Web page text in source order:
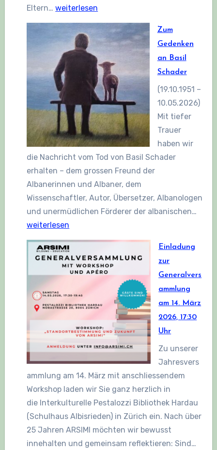
Eltern…Schenk
mir
Geschichte
weiterlesen
Zum
Gedenken
an Basil
Schader
(19.10.1951 –
10.05.2026)
Mit tiefer
Trauer
haben wir
die Nachricht vom Tod von Basil Schader
erhalten – dem grossen Freund der
Albanerinnen und Albaner, dem
Wissenschaftler, Autor, Übersetzer, Albanologen
und unermüdlichen Förderer der albanischen…
weiterlesen
Einladung
zur
Generalvers
ammlung
am 14. März
2026, 17:30
Uhr
Zu unserer
Jahresvers
ammlung am 14. März mit anschliessendem
Workshop laden wir Sie ganz herzlich in
die Interkulturelle Pestalozzi Bibliothek Hardau
(Schulhaus Albisrieden) in Zürich ein. Nach über
25 Jahren ARSIMI möchten wir bewusst
innehalten und gemeinsam reflektieren: Sind…